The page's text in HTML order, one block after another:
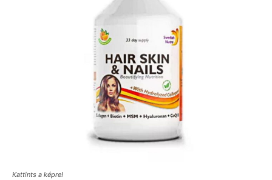
Kattints a képre!